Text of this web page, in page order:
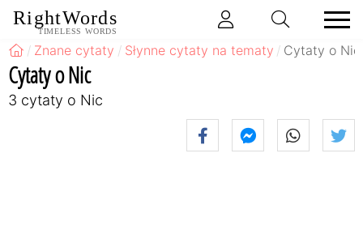
RightWords
TIMELESS WORDS
Znane cytaty Słynne cytaty na tematy Cytaty o Nic
Cytaty o Nic
3 cytaty o Nic